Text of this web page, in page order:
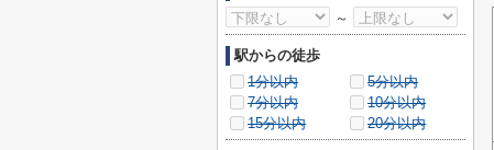
～
駅からの徒歩
1分以内
5分以内
7分以内
10分以内
15分以内
20分以内